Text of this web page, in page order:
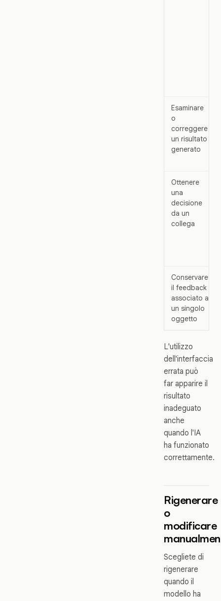
Esaminare
o
correggere
un risultato
generato
Ottenere
una
decisione
da un
collega
Conservare
il feedback
associato a
un singolo
oggetto
L'utilizzo
dell'interfaccia
errata può
far apparire il
risultato
inadeguato
anche
quando l'IA
ha funzionato
correttamente.
Rigenerare
o
modificare
Scegliete di
rigenerare
quando il
modello ha